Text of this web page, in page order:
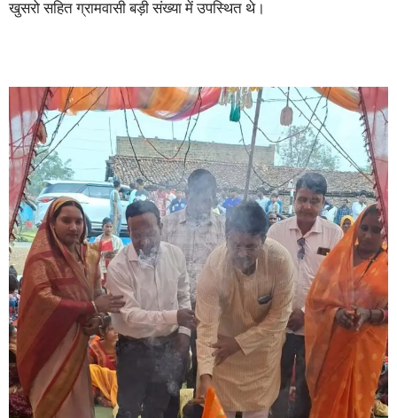
खुसरो सहित ग्रामवासी बड़ी संख्या में उपस्थित थे।